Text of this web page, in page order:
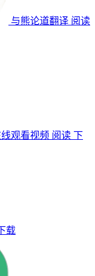
与熊论道翻译 阅读
观看视频 阅读 下
载